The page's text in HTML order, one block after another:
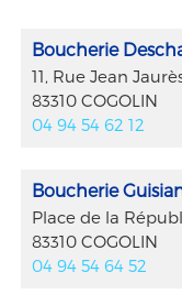
Boucherie
11, Rue Jean
83310 COGOLIN
04 94 54 62 12
Boucherie
Place de la
83310 COGOLIN
04 94 54 64 52